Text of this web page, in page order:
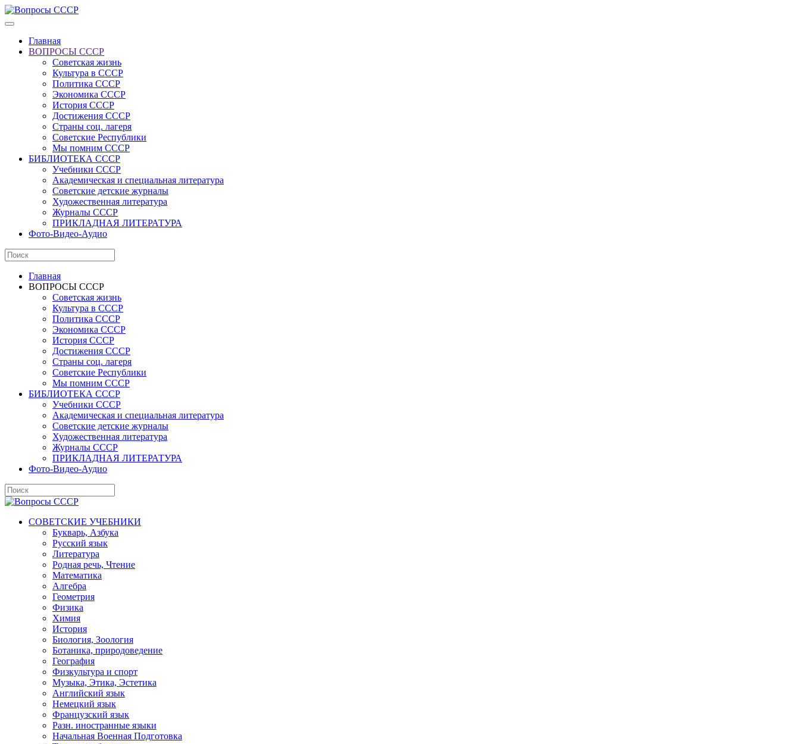
Главная
ВОПРОСЫ СССР
Советская жизнь
Культура в СССР
Политика СССР
Экономика СССР
История СССР
Достижения СССР
Страны соц. лагеря
Советские Республики
Мы помним СССР
БИБЛИОТЕКА СССР
Учебники СССР
Академическая и специальная литература
Советские детские журналы
Художественная литература
Журналы СССР
ПРИКЛАДНАЯ ЛИТЕРАТУРА
Фото-Видео-Аудио
Главная
ВОПРОСЫ СССР
Советская жизнь
Культура в СССР
Политика СССР
Экономика СССР
История СССР
Достижения СССР
Страны соц. лагеря
Советские Республики
Мы помним СССР
БИБЛИОТЕКА СССР
Учебники СССР
Академическая и специальная литература
Советские детские журналы
Художественная литература
Журналы СССР
ПРИКЛАДНАЯ ЛИТЕРАТУРА
Фото-Видео-Аудио
СОВЕТСКИЕ УЧЕБНИКИ
Букварь, Азбука
Русский язык
Литература
Родная речь, Чтение
Математика
Алгебра
Геометрия
Физика
Химия
История
Биология, Зоология
Ботаника, природоведение
География
Физкультура и спорт
Музыка, Этика, Эстетика
Английский язык
Немецкий язык
Французский язык
Разн. иностранные языки
Начальная Военная Подготовка